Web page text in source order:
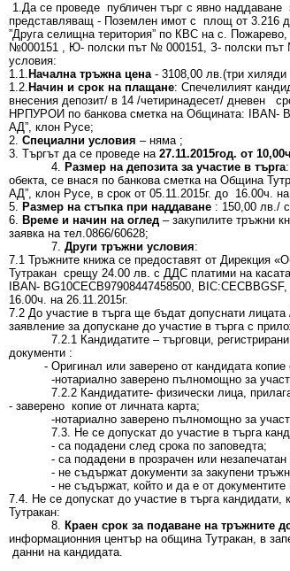
1.Да се проведе публичен търг с явно
представляващ - Поземлен имот с площ от 3.216
”Друга селищна територия” по КВС на с.
№000151 , Ю- полски път № 000151, З- полски
условия:
1.1. Начална тръжна цена- 3108,00 лв.(три
1.2. Начин и срок на плащане: Спечелилият
внесения депозит/ в 14 /четиринадесет/ дневен
НРПУРОИ по банкова сметка на Общината: IBAN-
АД”, клон Русе;
2. Специални условия – няма ;
3. Търгът да се проведе на 27.11.2015год. от
4. Размер на депозита за участие в търга
обекта, се внася по банкова сметка на Община
АД”, клон Русе, в срок от 05.11.2015г. до 16.00ч. на
5. Размер на стъпка при наддаване : 150,00 лв./
6. Време и начин на оглед – закупилите тръжни
заявка на тел.0866/60628;
7. Други тръжни условия:
7.1 Тръжните книжа се предоставят от Дирекция
Тутракан срещу 24.00 лв. с ДДС платими на
IBAN- BG10СЕСB97908447458500,
16.00ч. на 26.11.2015г.
7.2 До участие в търга ще бъдат допуснати
заявление за допускане до участие в търга с
7.2.1 Кандидатите – търговци, регистрирани
документи :
- Оригинал или заверено от кандидата копие
-нотариално заверено пълномощно за
7.2.2 Кандидатите- физически лица, прилагат
- заверено копие от личната карта;
-нотариално заверено пълномощно за
7.3. Не се допускат до участие в търга
- са подадени след срока по заповедта;
- са подадени в прозрачен или незапечатан
- не съдържат документи за закупени тръжни
- не съдържат, който и да е от документите
7.4. Не се допускат до участие в търга
Тутракан:
8. Краен срок за подаване на тръжните
информационния център на община Тутракан, в
данни на кандидата.